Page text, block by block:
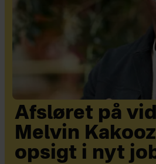
Afsløret på
Melvin
opsigt i nyt